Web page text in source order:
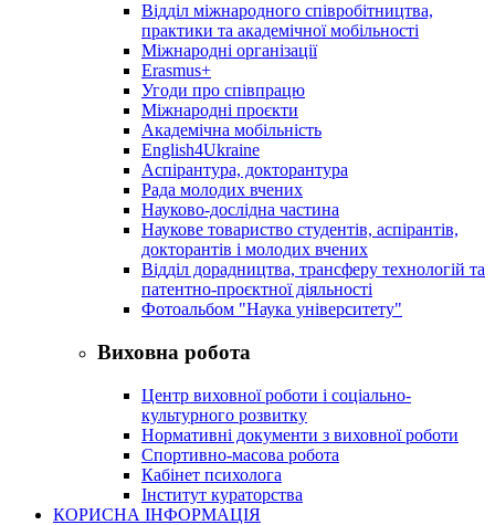
Відділ міжнародного співробітництва,
практики та академічної мобільності
Міжнародні організації
Erasmus+
Угоди про співпрацю
Міжнародні проєкти
Академічна мобільність
English4Ukraine
Аспірантура, докторантура
Рада молодих вчених
Науково-дослідна частина
Наукове товариство студентів, аспірантів,
докторантів і молодих вчених
Відділ дорадництва, трансферу технологій та
патентно-проєктної діяльності
Фотоальбом "Наука університету"
Виховна робота
Центр виховної роботи і соціально-
культурного розвитку
Нормативні документи з виховної роботи
Спортивно-масова робота
Кабінет психолога
Інститут кураторства
КОРИСНА ІНФОРМАЦІЯ